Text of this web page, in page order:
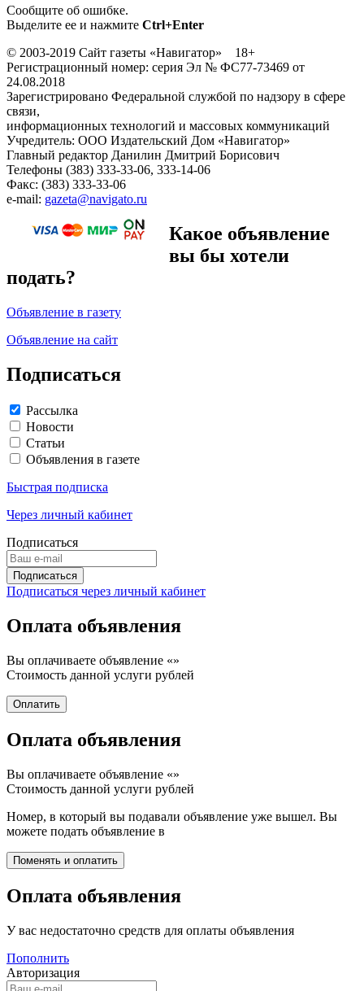
Сообщите об ошибке.
Выделите ее и нажмите Ctrl+Enter
© 2003-2019 Сайт газеты «Навигатор» 18+
Регистрационный номер: серия Эл № ФС77-73469 от
24.08.2018
Зарегистрировано Федеральной службой по надзору в сфере
связи,
информационных технологий и массовых коммуникаций
Учредитель: ООО Издательский Дом «Навигатор»
Главный редактор Данилин Дмитрий Борисович
Телефоны (383) 333-33-06, 333-14-06
Факс: (383) 333-33-06
e-mail: gazeta@navigato.ru
Какое объявление
вы бы хотели
подать?
Объявление в газету
Объявление на сайт
Подписаться
Рассылка
Новости
Статьи
Объявления в газете
Быстрая подписка
Через личный кабинет
Подписаться
Подписаться через личный кабинет
Оплата объявления
Вы оплачиваете объявление «»
Стоимость данной услуги рублей
Оплата объявления
Вы оплачиваете объявление «»
Стоимость данной услуги рублей
Номер, в который вы подавали объявление уже вышел. Вы
можете подать объявление в
Оплата объявления
У вас недостаточно средств для оплаты объявления
Пополнить
Авторизация